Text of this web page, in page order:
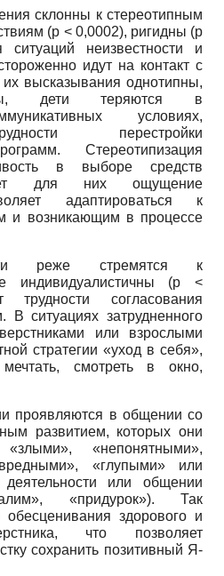
склонны к стереотипным
(p < 0,0002), ригидны (p
неизвестности и
идут на контакт с
высказывания однотипны,
дети теряются в
условиях,
перестройки
Стереотипизация
в выборе средств
для них ощущение
адаптироваться к
и возникающим в процессе
реже стремятся к
индивидуалистичны (p <
трудности согласования
В ситуациях затрудненного
или взрослыми
стратегии «уход в себя»,
смотреть в окно,
проявляются в общении со
развитием, которых они
«непонятными»,
«глупыми» или
или общении
«придурок»). Так
здорового и
что позволяет
сохранить позитивный Я-